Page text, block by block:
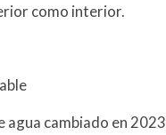
como interior.
cambiado en 2023